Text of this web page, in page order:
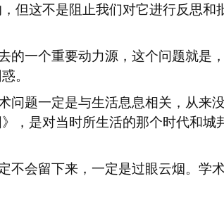
但这不是阻止我们对它进行反思和
的一个重要动力源，这个问题就是
。
问题一定是与生活息息相关，从来
，是对当时所生活的那个时代和城
不会留下来，一定是过眼云烟。学